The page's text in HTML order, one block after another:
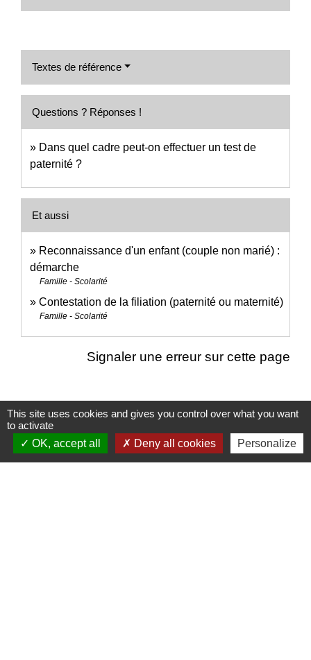
Textes de référence
Questions ? Réponses !
Dans quel cadre peut-on effectuer un test de
paternité ?
Et aussi
Reconnaissance d'un enfant (couple non marié) :
démarche
Famille - Scolarité
Contestation de la filiation (paternité ou maternité)
Famille - Scolarité
Signaler une erreur sur cette page
Nous contacter
Commune de Puylaurens
This site uses cookies and gives you control over what you want
to activate
OK, accept all
Deny all cookies Personalize